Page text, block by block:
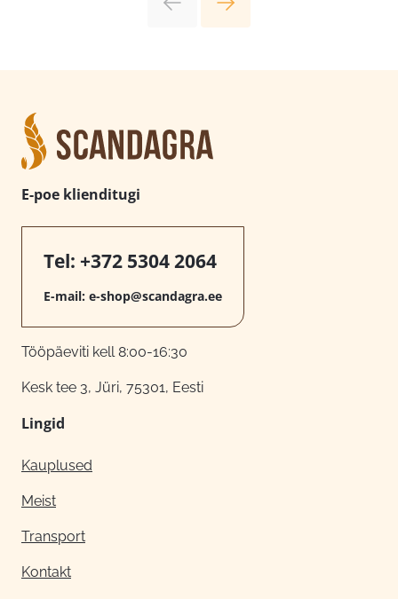
E-poe klienditugi
Tel: +372 5304 2064
E-mail: e-shop@scandagra.ee
Tööpäeviti kell 8:00-16:30
Kesk tee 3, Jüri, 75301, Eesti
Lingid
Kauplused
Meist
Transport
Kontakt